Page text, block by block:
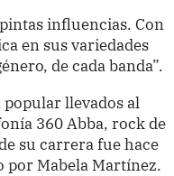
influencias. Con
en sus variedades
de cada banda”.
llevados al
360 Abba, rock de
su carrera fue hace
por Mabela Martínez.